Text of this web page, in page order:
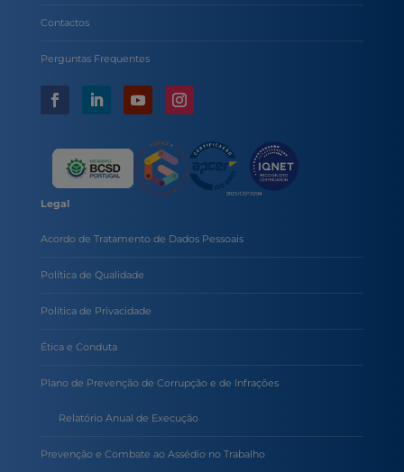
Contactos
Perguntas Frequentes
Legal
Acordo de Tratamento de Dados Pessoais
Política de Qualidade
Política de Privacidade
Ética e Conduta
Plano de Prevenção de Corrupção e de Infrações
Relatório Anual de Execução
Prevenção e Combate ao Assédio no Trabalho